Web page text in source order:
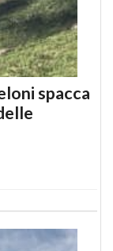
spacca